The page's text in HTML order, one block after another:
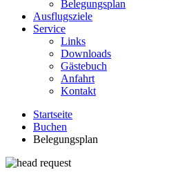
Belegungsplan
Ausflugsziele
Service
Links
Downloads
Gästebuch
Anfahrt
Kontakt
Startseite
Buchen
Belegungsplan